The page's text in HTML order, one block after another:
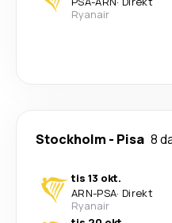
Ryanair
Stockholm - Pisa 8
tis 13 okt.
ARN-PSA· Direkt
Ryanair